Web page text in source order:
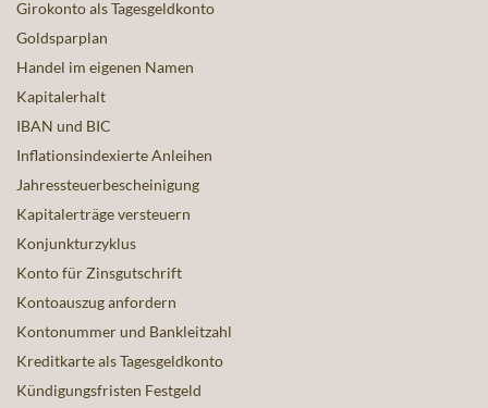
Girokonto als Tagesgeldkonto
Goldsparplan
Handel im eigenen Namen
Kapitalerhalt
IBAN und BIC
Inflationsindexierte Anleihen
Jahressteuerbescheinigung
Kapitalerträge versteuern
Konjunkturzyklus
Konto für Zinsgutschrift
Kontoauszug anfordern
Kontonummer und Bankleitzahl
Kreditkarte als Tagesgeldkonto
Kündigungsfristen Festgeld